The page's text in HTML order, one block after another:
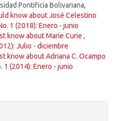
Pontificia Bolivariana,
know about José Celestino
1 (2018): Enero - junio
know about Marie Curie ,
Julio - diciembre
know about Adriana C. Ocampo
1 (2014): Enero - junio